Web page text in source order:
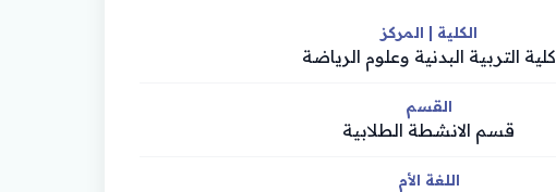
الكلية | المركز
كلية التربية البدنية وعلوم الرياضة
القسم
قسم الانشطة الطلابية
اللغة الأم